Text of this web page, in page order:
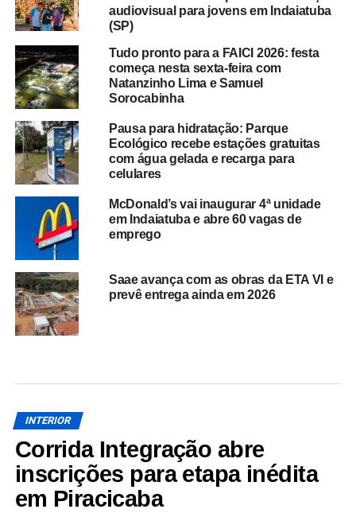
audiovisual para jovens em Indaiatuba
(SP)
Tudo pronto para a FAICI 2026: festa
começa nesta sexta-feira com
Natanzinho Lima e Samuel
Sorocabinha
Pausa para hidratação: Parque
Ecológico recebe estações gratuitas
com água gelada e recarga para
celulares
McDonald’s vai inaugurar 4ª unidade
em Indaiatuba e abre 60 vagas de
emprego
Saae avança com as obras da ETA VI e
prevê entrega ainda em 2026
INTERIOR
Corrida Integração abre
inscrições para etapa inédita
em Piracicaba